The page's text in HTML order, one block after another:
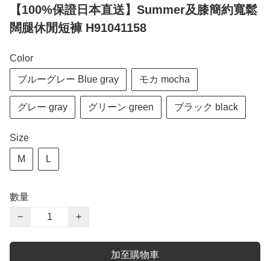
【100%保證日本直送】Summer及膝簡約寬鬆
闊腿休閒短褲 H91041158
Color
ブルーグレー Blue gray モカ mocha
グレー gray グリーン green ブラック black
Size
M L
數量
−
+
加至購物車